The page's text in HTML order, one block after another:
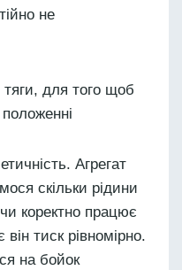
не
тяги, для того щоб
Агрегат
скільки рідини
коректно працює
тиск рівномірно.
на бойок